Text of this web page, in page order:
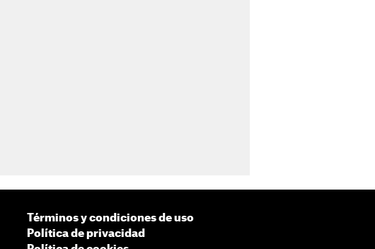
Términos y condiciones de uso
Política de privacidad